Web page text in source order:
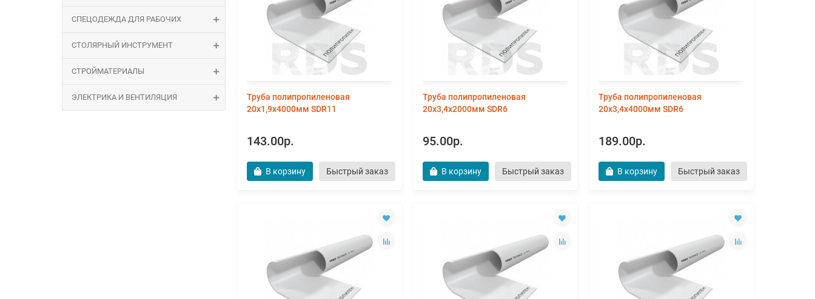
СПЕЦОДЕЖДА ДЛЯ РАБОЧИХ
СТОЛЯРНЫЙ ИНСТРУМЕНТ
СТРОЙМАТЕРИАЛЫ
ЭЛЕКТРИКА И ВЕНТИЛЯЦИЯ
Труба полипропиленовая
20х1,9х4000мм SDR11
143.00р.
В корзину Быстрый заказ
Труба полипропиленовая
20х3,4х2000мм SDR6
95.00р.
В корзину Быстрый заказ
Труба полипропиленовая
20х3,4х4000мм SDR6
189.00р.
В корзину Быстрый заказ